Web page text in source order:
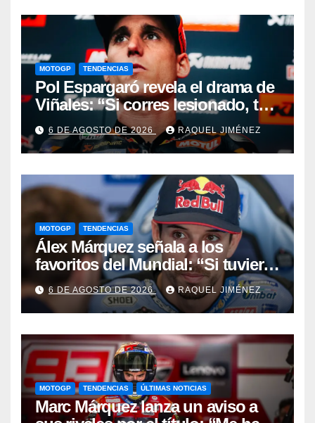
MOTOGP TENDENCIAS
Pol Espargaró revela el drama de
Viñales: “Si corres lesionado, te
juzgan; si no corres,
desapareces”
6 DE AGOSTO DE 2026 RAQUEL JIMÉNEZ
MOTOGP TENDENCIAS
Álex Márquez señala a los
favoritos del Mundial: “Si tuviera
que apostar mi dinero, ya sabéis
por quién sería”
6 DE AGOSTO DE 2026 RAQUEL JIMÉNEZ
MOTOGP TENDENCIAS ÚLTIMAS NOTICIAS
Marc Márquez lanza un aviso a